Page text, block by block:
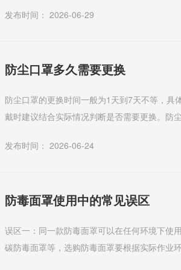
发布时间： 2026-06-29
防尘口罩多久需要更换
防尘口罩的更换时间一般为1天到7天不等，
戴时建议结合实际情况判断是否需要更换。防
发布时间： 2026-06-24
防毒面罩使用中的常见误区
误区一：同一款防毒面罩可以在任何环境下使
碳防毒面罩等，选购防毒面罩要根据实际作业